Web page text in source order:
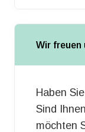
Wir freuen
Haben
Sind
möchten